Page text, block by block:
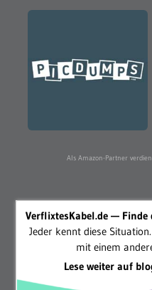
Als Amazon-Partner
VerflixtesKabel.de —
Jeder kennt diese
mit einem
Lese weiter auf